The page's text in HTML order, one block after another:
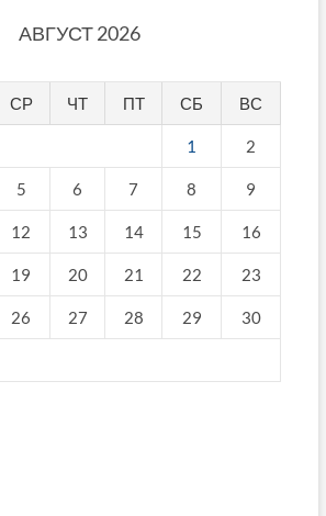
АВГУСТ 2026
СР ЧТ ПТ СБ ВС
1 2
5 6 7 8 9
12 13 14 15 16
19 20 21 22 23
26 27 28 29 30